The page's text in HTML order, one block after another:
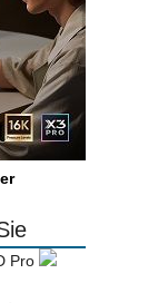
Pro